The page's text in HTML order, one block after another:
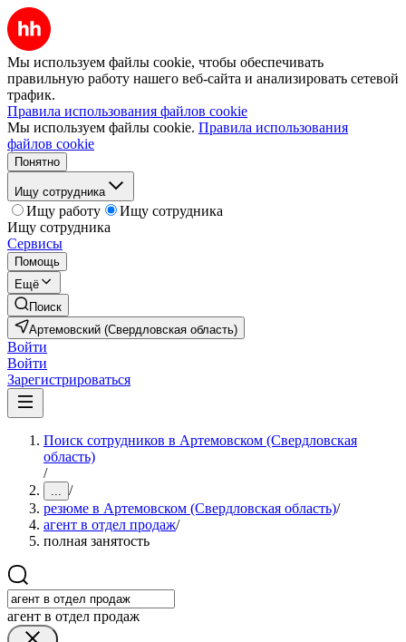
Мы используем файлы cookie, чтобы обеспечивать
правильную работу нашего веб-сайта и анализировать сетевой
трафик.
Правила использования файлов cookie
Мы используем файлы cookie. Правила использования
файлов cookie
Понятно
Ищу сотрудника
Ищу работу
Ищу сотрудника
Ищу сотрудника
Сервисы
Помощь
Ещё
Поиск
Артемовский (Свердловская область)
Войти
Войти
Зарегистрироваться
Поиск сотрудников в Артемовском (Свердловская
область)
/
... /
резюме в Артемовском (Свердловская область)/
агент в отдел продаж/
полная занятость
агент в отдел продаж